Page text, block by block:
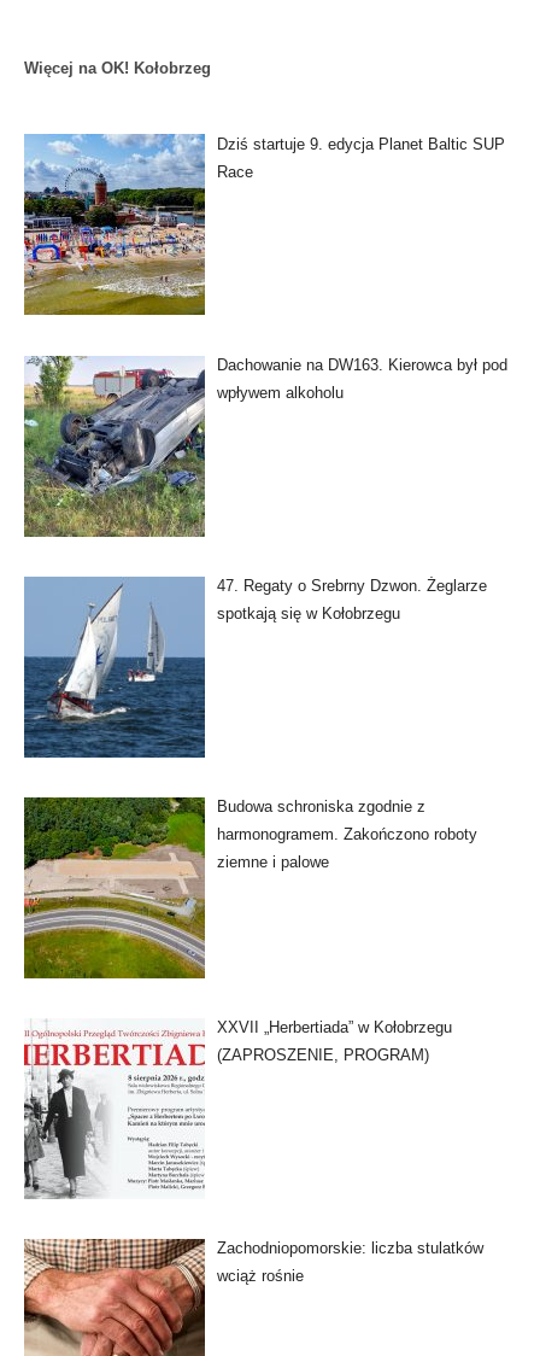
Więcej na OK! Kołobrzeg
Dziś startuje 9. edycja Planet Baltic SUP
Race
Dachowanie na DW163. Kierowca był pod
wpływem alkoholu
47. Regaty o Srebrny Dzwon. Żeglarze
spotkają się w Kołobrzegu
Budowa schroniska zgodnie z
harmonogramem. Zakończono roboty
ziemne i palowe
XXVII „Herbertiada” w Kołobrzegu
(ZAPROSZENIE, PROGRAM)
Zachodniopomorskie: liczba stulatków
wciąż rośnie